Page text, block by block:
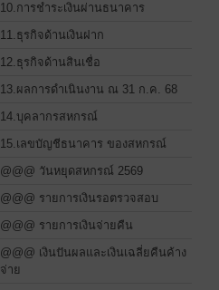
10.การชำระเงินผ่านธนาคาร
11.ธุรกิจด้านเงินฝาก
12.ธุรกิจด้านสินเชื่อ
13.ผลการดำเนินงาน ณ 31 ก.ค. 68
14.บุคลากรสหกรณ์
15.เลขบัญชีธนาคาร ของสหกรณ์
@@@ วันหยุดสหกรณ์ 2569
@@@ รายการเงินรอตรวจสอบ
@@@ รายการเงินจ่ายคืน
@@@ เงินปันผลและเงินเฉลี่ยคืนค้าง
จ่าย